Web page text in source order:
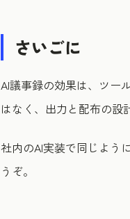
さいごに
AI議事録の効果は、ツー
はなく、出力と配布の設
社内のAI実装で同じよう
うぞ。